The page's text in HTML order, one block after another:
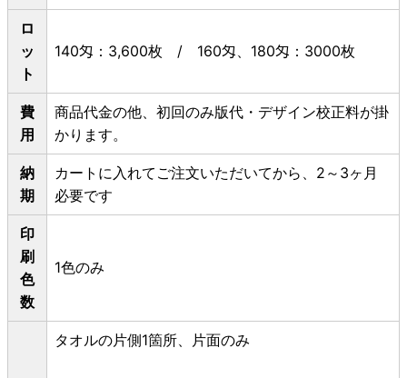
ロ
ッ
ト
140匁：3,600枚 / 160匁、180匁：3000枚
費
用
商品代金の他、初回のみ版代・デザイン校正料が掛
かります。
納
期
カートに入れてご注文いただいてから、2～3ヶ月
必要です
印
刷
色
数
1色のみ
タオルの片側1箇所、片面のみ